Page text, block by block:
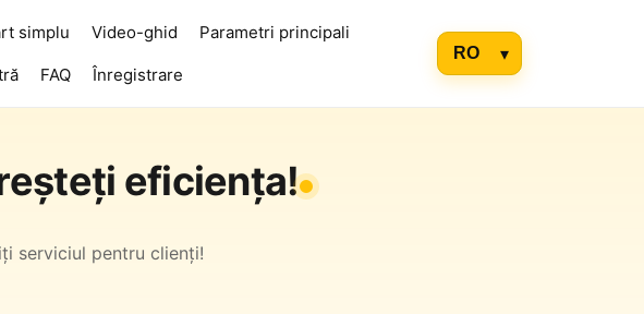
simplu Video-ghid Parametri principali
FAQ Înregistrare
eficiența!
serviciul pentru clienți!